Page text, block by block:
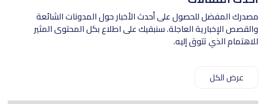
مصدرك المفضل للحصول على أحدث الأخبار حول المدونات الشائعة
والقصص الإخبارية العاجلة. سنبقيك على اطلاع بكل المحتوى المثير
للاهتمام الذي تتوق إليه.
عرض الكل